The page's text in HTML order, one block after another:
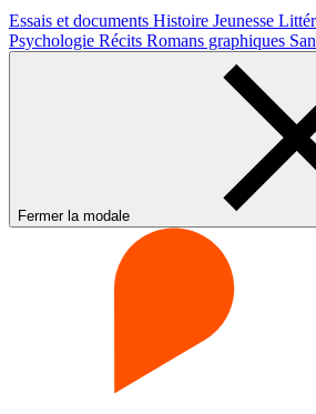
Essais et documents Histoire Jeunesse
Psychologie Récits Romans graphiques
Fermer la modale